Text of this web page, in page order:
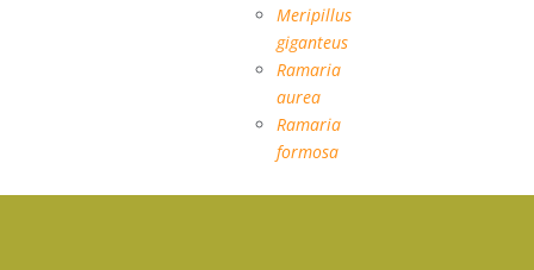
Meripillus
giganteus
Ramaria
aurea
Ramaria
formosa